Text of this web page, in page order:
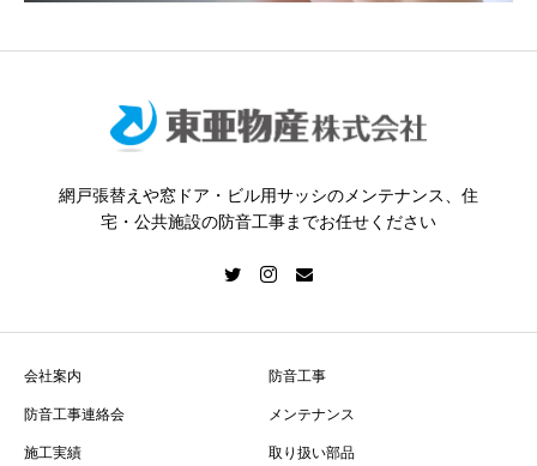
網戸張替えや窓ドア・ビル用サッシのメンテナンス、住
宅・公共施設の防音工事までお任せください
会社案内
防音工事
防音工事連絡会
メンテナンス
施工実績
取り扱い部品